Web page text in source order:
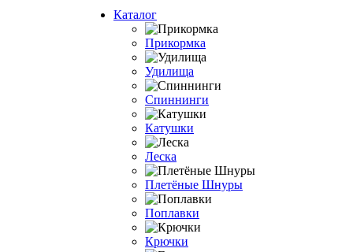
Каталог
Прикормка
Удилища
Спиннинги
Катушки
Леска
Плетёные Шнуры
Поплавки
Крючки